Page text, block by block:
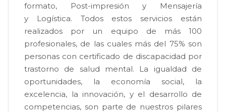
formato, Post-impresión y Mensajería
y Logística. Todos estos servicios están
realizados por un equipo de más 100
profesionales, de las cuales más del 75% son
personas con certificado de discapacidad por
trastorno de salud mental. La igualdad de
oportunidades, la economía social, la
excelencia, la innovación, y el desarrollo de
competencias, son parte de nuestros pilares